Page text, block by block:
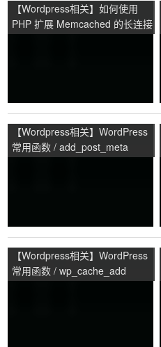
【Wordpress相关】如何使用
PHP 扩展 Memcached 的长连接
模式
【Wordpress相关】WordPress
常用函数 / add_post_meta
【Wordpress相关】WordPress
常用函数 / wp_cache_add